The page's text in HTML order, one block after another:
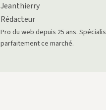
Jeanthierry
Rédacteur
Pro du web depuis 25 ans.
parfaitement ce marché.